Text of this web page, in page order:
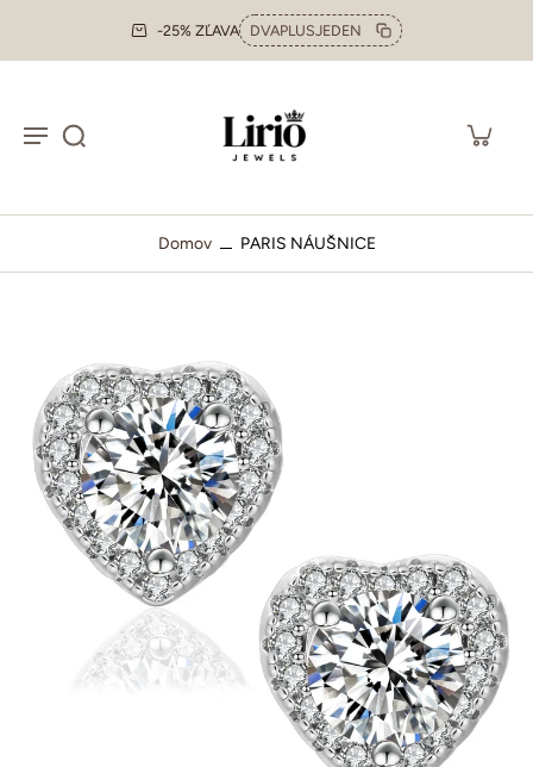
-25% ZĽAVA DVAPLUSJEDEN
Domov PARIS NÁUŠNICE